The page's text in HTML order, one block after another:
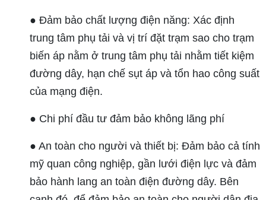
● Đảm bảo chất lượng điện năng: Xác định
trung tâm phụ tải và vị trí đặt trạm sao cho trạm
biến áp nằm ở trung tâm phụ tải nhằm tiết kiệm
đường dây, hạn chế sụt áp và tổn hao công suất
của mạng điện.
● Chi phí đầu tư đảm bảo không lãng phí
● An toàn cho người và thiết bị: Đảm bảo cả tính
mỹ quan công nghiệp, gần lưới điện lực và đảm
bảo hành lang an toàn điện đường dây. Bên